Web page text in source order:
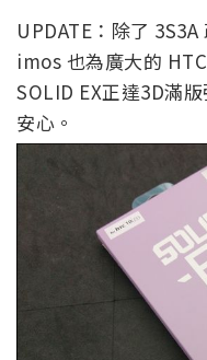
UPDATE：除了
imos 也為廣大的
SOLID EX正達3D滿
安心。